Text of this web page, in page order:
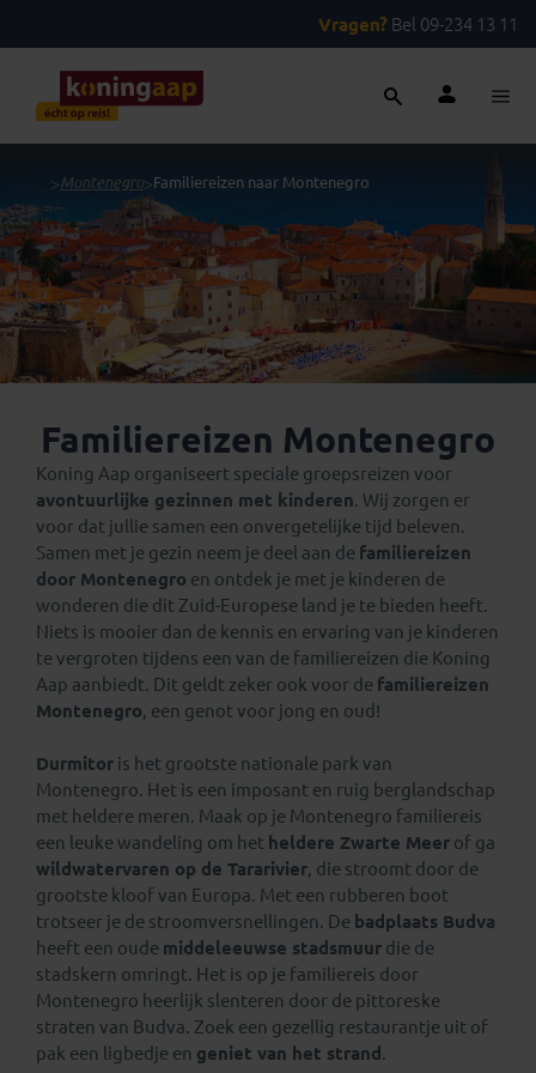
Vragen? Bel 09-234 13 11
>Montenegro>Familiereizen naar Montenegro
Familiereizen Montenegro
Koning Aap organiseert speciale groepsreizen voor
avontuurlijke gezinnen met kinderen. Wij zorgen er
voor dat jullie samen een onvergetelijke tijd beleven.
Samen met je gezin neem je deel aan de familiereizen
door Montenegro en ontdek je met je kinderen de
wonderen die dit Zuid-Europese land je te bieden heeft.
Niets is mooier dan de kennis en ervaring van je kinderen
te vergroten tijdens een van de familiereizen die Koning
Aap aanbiedt. Dit geldt zeker ook voor de familiereizen
Montenegro, een genot voor jong en oud!
Durmitor is het grootste nationale park van
Montenegro. Het is een imposant en ruig berglandschap
met heldere meren. Maak op je Montenegro familiereis
een leuke wandeling om het heldere Zwarte Meer of ga
wildwatervaren op de Tararivier, die stroomt door de
grootste kloof van Europa. Met een rubberen boot
trotseer je de stroomversnellingen. De badplaats Budva
heeft een oude middeleeuwse stadsmuur die de
stadskern omringt. Het is op je familiereis door
Montenegro heerlijk slenteren door de pittoreske
straten van Budva. Zoek een gezellig restaurantje uit of
pak een ligbedje en geniet van het strand .